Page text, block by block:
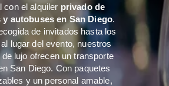
con el alquiler privado de
y autobuses en San Diego.
de invitados hasta los
lugar del evento, nuestros
lujo ofrecen un transporte
San Diego. Con paquetes
y un personal amable,